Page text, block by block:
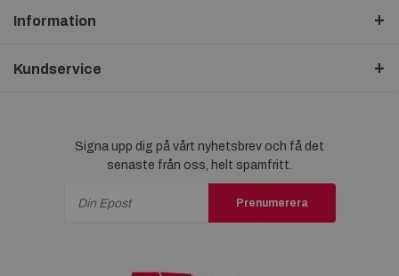
Information
Kundservice
Signa upp dig på vårt nyhetsbrev och få det
senaste från oss, helt spamfritt.
Prenumerera